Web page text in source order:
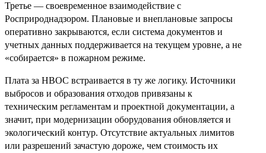
Третье — своевременное взаимодействие с
Росприроднадзором. Плановые и внеплановые запросы
оперативно закрываются, если система документов и
учетных данных поддерживается на текущем уровне, а не
«собирается» в пожарном режиме.
Плата за НВОС встраивается в ту же логику. Источники
выбросов и образования отходов привязаны к
техническим регламентам и проектной документации, а
значит, при модернизации оборудования обновляется и
экологический контур. Отсутствие актуальных лимитов
или разрешений зачастую дороже, чем стоимость их